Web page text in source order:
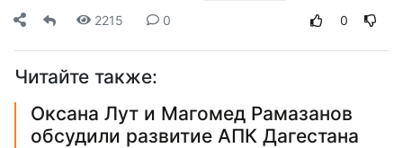
2215 0 0
Читайте также:
Оксана Лут и Магомед Рамазанов
обсудили развитие АПК Дагестана